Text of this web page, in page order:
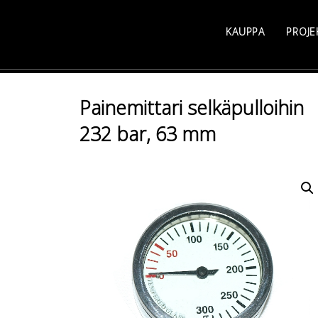
KAUPPA
Painemittari selkäpulloihin
232 bar, 63 mm